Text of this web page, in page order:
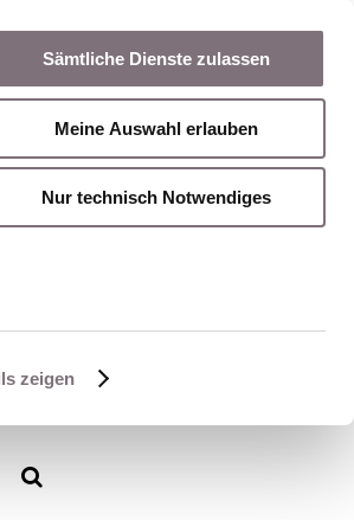
zeigen
Sämtliche Dienste zulassen
Meine Auswahl erlauben
Nur technisch Notwendiges